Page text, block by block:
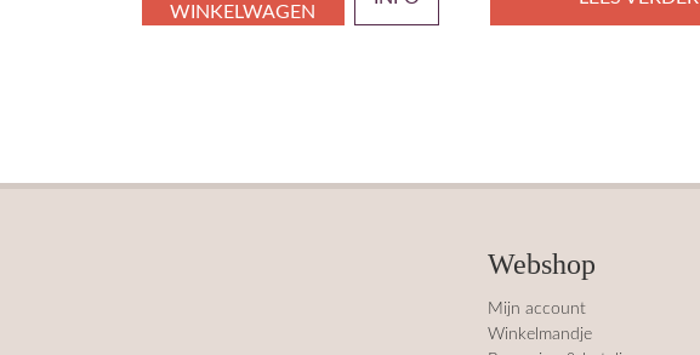
WINKELWAGEN
Webshop
Mijn account
Winkelmandje